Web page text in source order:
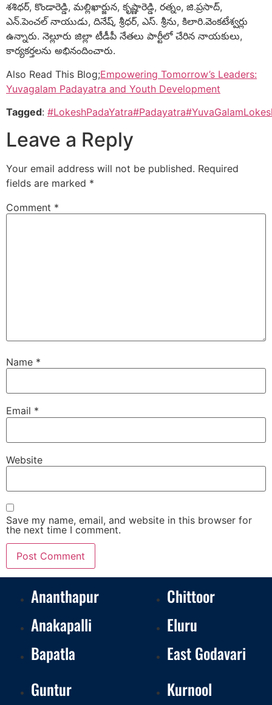
శశిధర్, కొండారెడ్డి, మల్లిఖార్జున, కృష్ణారెడ్డి, రత్నం, జి.ప్రసాద్,
ఎన్.పెంచల్ నాయుడు, దినేష్, శ్రీధర్, ఎస్. శ్రీను, కిలారి.వెంకటేశ్వర్లు
ఉన్నారు. నెల్లూరు జిల్లా టీడీపీ నేతలు పార్టీలో చేరిన నాయకులు,
కార్యకర్తలను అభినందించారు.
Also Read This Blog;Empowering Tomorrow’s Leaders:
Yuvagalam Padayatra and Youth Development
Tagged: #LokeshPadaYatra#Padayatra
Leave a Reply
Your email address will not be published. Required
fields are marked *
Comment *
Name *
Email *
Website
Save my name, email, and website in this browser for
the next time I comment.
Ananthapur
Anakapalli
Bapatla
Chittoor
Eluru
East Godavari
Guntur
Kurnool